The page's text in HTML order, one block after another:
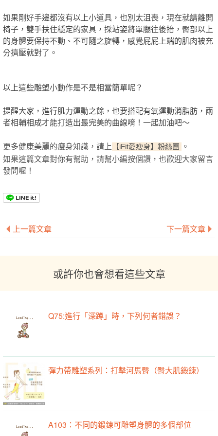
如果剛好手邊都沒有以上小道具，也別太沮喪，現在就請離開
椅子，雙手扶住穩定的家具，採站姿將單腿往後抬，臀部以上
的身體要保持不動、不可隨之旋轉，感覺屁屁上端的肌肉被充
分擠壓就對了。
以上這些雕塑小動作是不是相當簡單呢？
提醒大家，進行肌力運動之餘，也要搭配有氧運動消脂肪，兩
者相輔相成才能打造出最完美的曲線唷！一起加油吧～
更多健康美麗的瘦身知識，請上 【iFit愛瘦身】粉絲團
。
如果這篇文章對你有幫助，請幫小編按個讚，也歡迎大家留言
發問喔！
上一篇文章 下一篇文章
或許你也會想看這些文章
Q75:進行「深蹲」時，下列何者錯誤？
彈力帶雕塑系列：打擊河馬臀（臀大肌鍛鍊）
A103：不同的鍛鍊可雕塑身體的多個部位